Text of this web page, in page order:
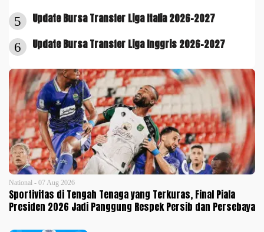
5 Update Bursa Transfer Liga Italia 2026-2027
6 Update Bursa Transfer Liga Inggris 2026-2027
National - 07 Aug 2026
Sportivitas di Tengah Tenaga yang Terkuras, Final Piala
Presiden 2026 Jadi Panggung Respek Persib dan Persebaya